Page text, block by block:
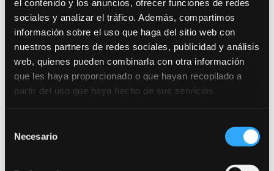
el contenido y los anuncios, ofrecer funciones de redes
sociales y analizar el tráfico. Además, compartimos
información sobre el uso que haga del sitio web con
nuestros partners de redes sociales, publicidad y análisis
web, quienes pueden combinarla con otra información
que les haya proporcionado o que hayan recopilado a
partir del uso que haya hecho de sus servicios.
Necesario